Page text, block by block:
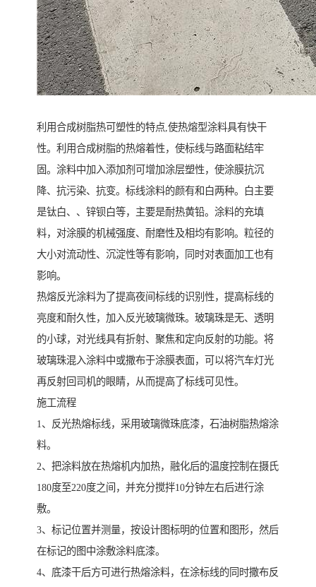
利用合成树脂热可塑性的特点,使热熔型涂料具有快干
性。利用合成树脂的热熔着性，使标线与路面粘结牢
固。涂料中加入添加剂可增加涂层塑性，使涂膜抗沉
降、抗污染、抗变。标线涂料的颜有和白两种。白主要
是钛白、、锌钡白等，主要是耐热黄铅。涂料的充填
料，对涂膜的机械强度、耐磨性及相均有影响。粒径的
大小对流动性、沉淀性等有影响，同时对表面加工也有
影响。
热熔反光涂料为了提高夜间标线的识别性，提高标线的
亮度和耐久性，加入反光玻璃微珠。玻璃珠是无、透明
的小球，对光线具有折射、聚焦和定向反射的功能。将
玻璃珠混入涂料中或撒布于涂膜表面，可以将汽车灯光
再反射回司机的眼睛，从而提高了标线可见性。
施工流程
1、反光热熔标线，采用玻璃微珠底漆，石油树脂热熔涂
料。
2、把涂料放在热熔机内加热，融化后的温度控制在摄氏
180度至220度之间，并充分搅拌10分钟左右后进行涂
敷。
3、标记位置并测量，按设计图标明的位置和图形，然后
在标记的图中涂敷涂料底漆。
4、底漆干后方可进行热熔涂料，在涂标线的同时撒布反